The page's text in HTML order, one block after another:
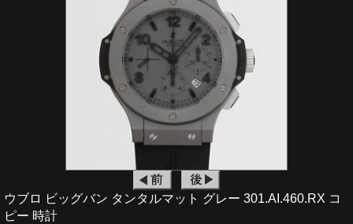
ウブロ ビッグバン タンタルマット グレー 301.AI.460.RX コ
ピー 時計